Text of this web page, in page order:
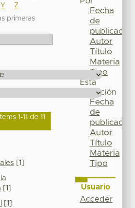
Y
Z
primeras
1-11 de 11
[1]
[1]
[1]
Fecha
de
publicación
Autor
Título
Materia
Tipo
Esta
colección
Fecha
de
publicación
Autor
Título
Materia
Tipo
Usuario
Acceder